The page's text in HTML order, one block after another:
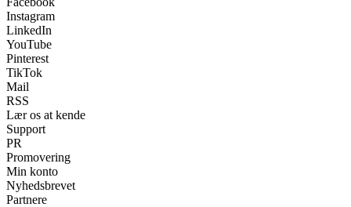
Instagram
LinkedIn
YouTube
Pinterest
TikTok
Mail
RSS
Lær os at kende
Support
PR
Promovering
Min konto
Nyhedsbrevet
Partnere